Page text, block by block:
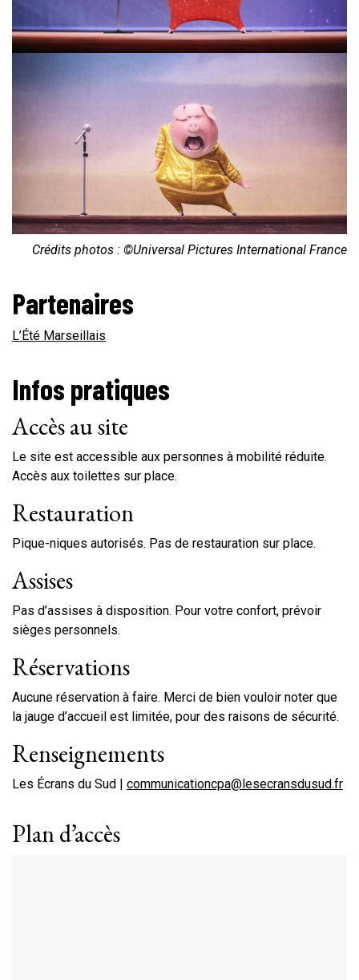
Crédits photos : ©Universal Pictures International France
Partenaires
L’Été Marseillais
Infos pratiques
Accès au site
Le site est accessible aux personnes à mobilité réduite.
Accès aux toilettes sur place.
Restauration
Pique-niques autorisés. Pas de restauration sur place.
Assises
Pas d’assises à disposition. Pour votre confort, prévoir
sièges personnels.
Réservations
Aucune réservation à faire. Merci de bien vouloir noter que
la jauge d’accueil est limitée, pour des raisons de sécurité.
Renseignements
Les Écrans du Sud | communicationcpa@lesecransdusud.fr
Plan d’accès